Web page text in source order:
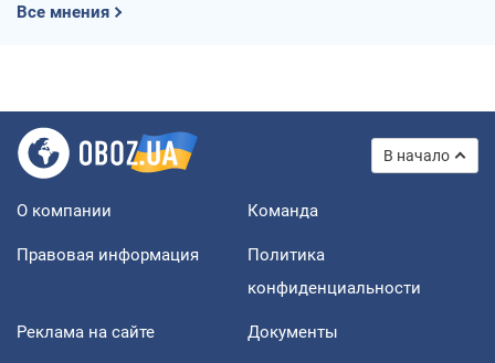
Все мнения
В начало
О компании Команда
Правовая информация
Политика
конфиденциальности
Реклама на сайте Документы